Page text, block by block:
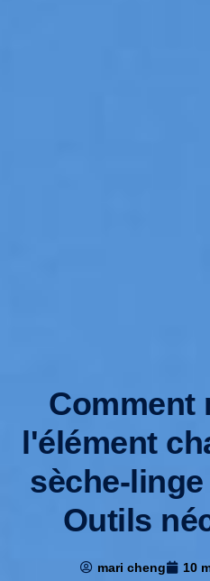
Comment
l'élément
sèche-
Outils
mari cheng 10